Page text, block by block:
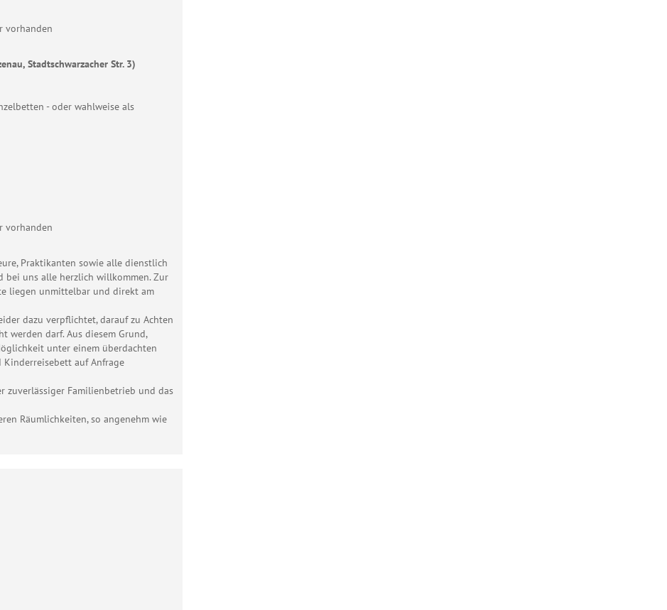
vorhanden
Stadtschwarzacher Str. 3)
- oder wahlweise als
vorhanden
Praktikanten sowie alle dienstlich
bei uns alle herzlich willkommen. Zur
liegen unmittelbar und direkt am
dazu verpflichtet, darauf zu Achten
werden darf. Aus diesem Grund,
unter einem überdachten
Kinderreisebett auf Anfrage
zuverlässiger Familienbetrieb und das
Räumlichkeiten, so angenehm wie